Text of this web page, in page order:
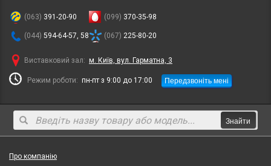
(063) 391-20-90
(044) 594-64-57, 58
(099) 370-35-98
(067) 225-80-20
Виставковий зал: м. Київ, вул. Гарматна, 3
Режим роботи: пн-пт з 9:00 до 17:00 Передзвоніть мені
Знайти
Про компанію